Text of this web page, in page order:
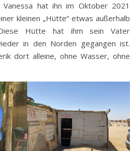
hat ihn im Oktober 2021
kleinen „Hütte“ etwas außerhalb
Diese Hütte hat ihm sein Vater
in den Norden gegangen ist.
dort alleine, ohne Wasser, ohne